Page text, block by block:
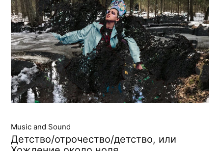
Music and Sound
Детство/отрочество/детство, или